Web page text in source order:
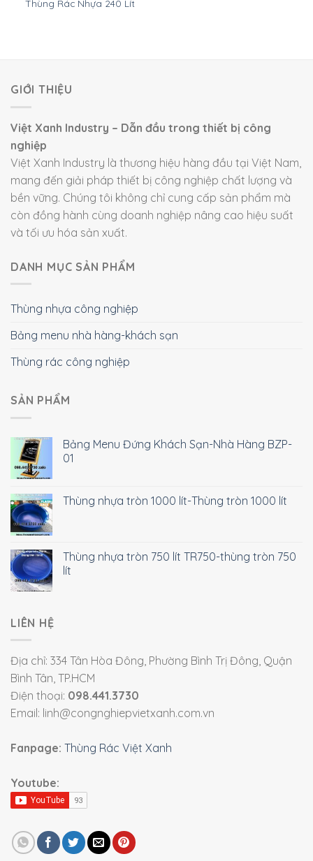
Thùng Rác Nhựa 240 Lít
GIỚI THIỆU
Việt Xanh Industry – Dẫn đầu trong thiết bị công
nghiệp
Việt Xanh Industry là thương hiệu hàng đầu tại Việt Nam,
mang đến giải pháp thiết bị công nghiệp chất lượng và
bền vững. Chúng tôi không chỉ cung cấp sản phẩm mà
còn đồng hành cùng doanh nghiệp nâng cao hiệu suất
và tối ưu hóa sản xuất.
DANH MỤC SẢN PHẨM
Thùng nhựa công nghiệp
Bảng menu nhà hàng-khách sạn
Thùng rác công nghiệp
SẢN PHẨM
Bảng Menu Đứng Khách Sạn-Nhà Hàng BZP-
01
Thùng nhựa tròn 1000 lít-Thùng tròn 1000 lít
Thùng nhựa tròn 750 lít TR750-thùng tròn 750
lít
LIÊN HỆ
Địa chỉ: 334 Tân Hòa Đông, Phường Bình Trị Đông, Quận
Bình Tân, TP.HCM
Điện thoại: 098.441.3730
Email: linh@congnghiepvietxanh.com.vn
Fanpage: Thùng Rác Việt Xanh
Youtube: